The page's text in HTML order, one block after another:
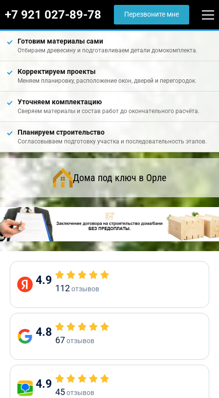
+7 921 027-89-78 Перезвоните мне
Готовим материалы сами
Отбираем древесину и подготавливаем детали домокомплекта.
Корректируем проекты
Меняем планировку, расположение окон, дверей и перегородок.
Уточняем комплектацию
Сверяем материалы и состав работ до окончательного расчёта.
Планируем строительство
Согласовываем подготовку участка и последовательность этапов.
Дома под ключ в Орле
4.9
112отзывов
4.8
67отзывов
4.9
45отзывов